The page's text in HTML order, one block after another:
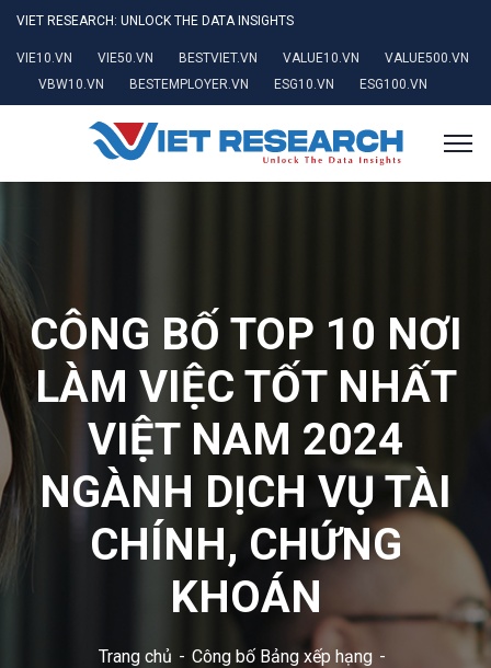
VIET RESEARCH: UNLOCK THE DATA INSIGHTS
VIE10.VN VIE50.VN BESTVIET.VN VALUE10.VN
VALUE500.VN
VBW10.VN
BESTEMPLOYER.VN ESG10.VN ESG100.VN
CÔNG BỐ TOP 10 NƠI
LÀM VIỆC TỐT NHẤT
VIỆT NAM 2024
NGÀNH DỊCH VỤ TÀI
CHÍNH, CHỨNG
KHOÁN
Trang chủ
Công bố Bảng xếp hạng